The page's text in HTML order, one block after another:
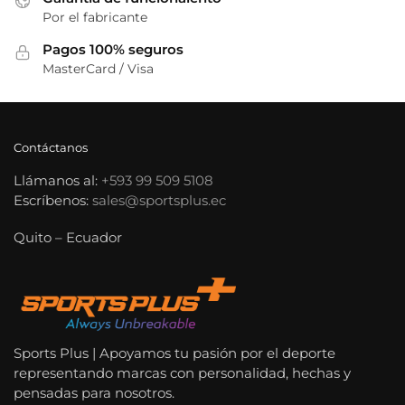
Por el fabricante
Pagos 100% seguros
MasterCard / Visa
Contáctanos
Llámanos al: +593 99 509 5108
Escríbenos: sales@sportsplus.ec
Quito – Ecuador
Sports Plus | Apoyamos tu pasión por el deporte
representando marcas con personalidad, hechas y
pensadas para nosotros.